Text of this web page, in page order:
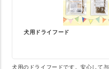
犬用ドライフード
犬用のドライフードです。安心して